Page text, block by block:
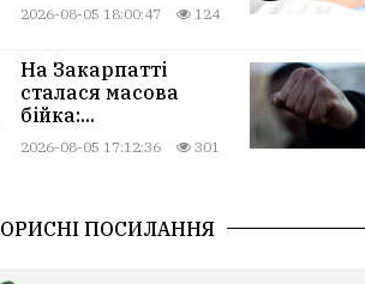
2026-08-05 18:00:47 124
На Закарпатті
сталася масова
бійка:...
2026-08-05 17:12:36 301
ПОСИЛАННЯ